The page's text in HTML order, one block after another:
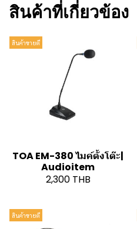
สินค้าที่เกี่ยวข้อง
สินค้าขายดี
TOA EM-380 ไมค์ตั้งโต๊ะ|
Audioitem
2,300 THB
สินค้าขายดี